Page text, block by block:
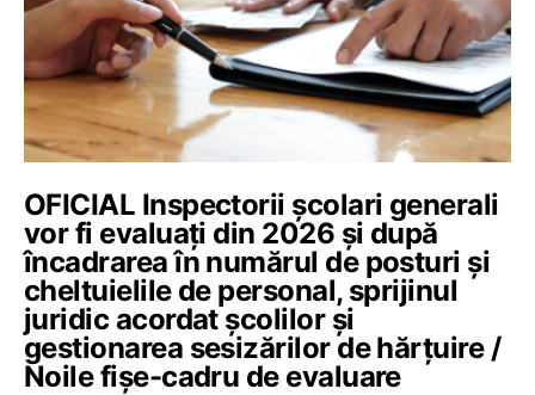
OFICIAL Inspectorii școlari generali
vor fi evaluați din 2026 și după
încadrarea în numărul de posturi și
cheltuielile de personal, sprijinul
juridic acordat școlilor și
gestionarea sesizărilor de hărțuire /
Noile fișe-cadru de evaluare